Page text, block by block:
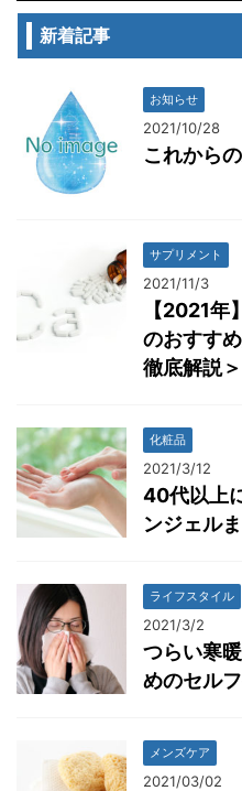
新着記事
お知らせ
2021/10/28
これから
サプリメント
2021/11/3
【2021年
のおすす
徹底解説＞
化粧品
2021/3/12
40代以上
ンジェル
ライフスタイル
2021/3/2
つらい寒
めのセル
メンズケア
2021/03/02